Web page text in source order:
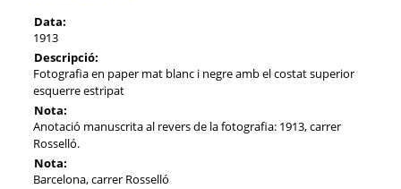
Data:
1913
Descripció:
Fotografia en paper mat blanc i negre amb el costat superior
esquerre estripat
Nota:
Anotació manuscrita al revers de la fotografia: 1913, carrer
Rosselló.
Nota:
Barcelona, carrer Rosselló